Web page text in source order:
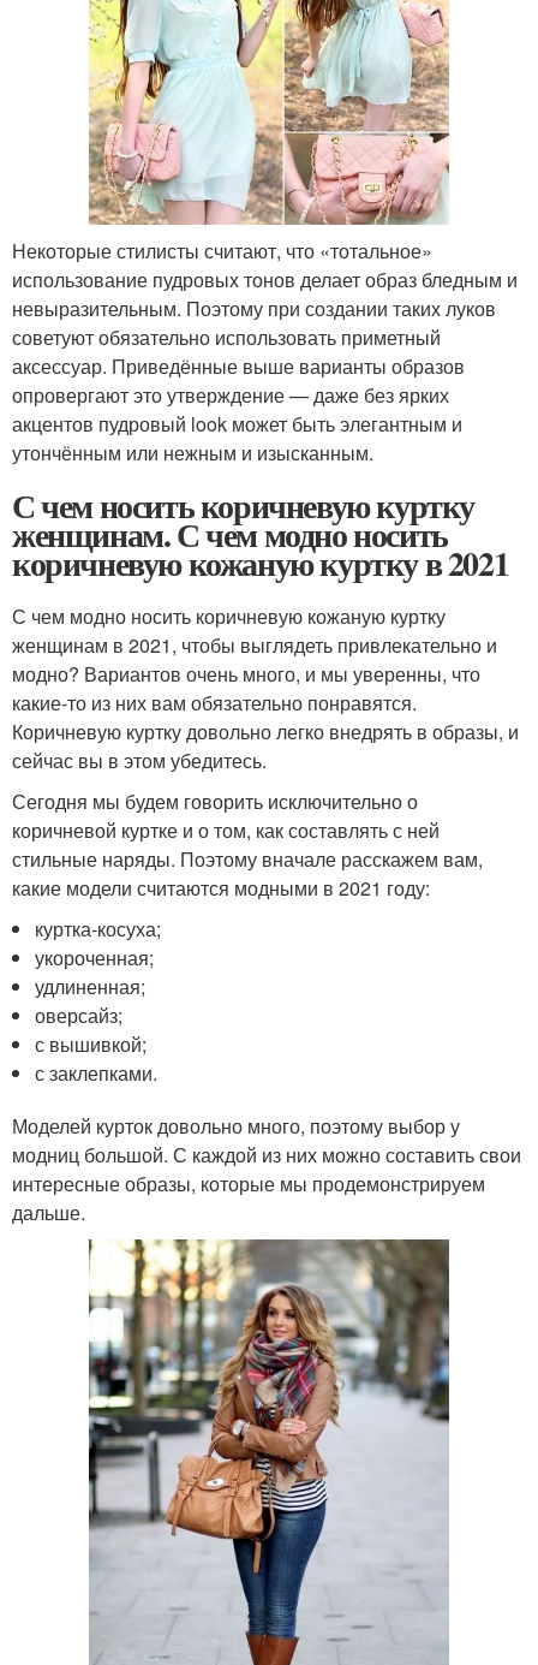
Некоторые стилисты считают, что «тотальное»
использование пудровых тонов делает образ бледным и
невыразительным. Поэтому при создании таких луков
советуют обязательно использовать приметный
аксессуар. Приведённые выше варианты образов
опровергают это утверждение — даже без ярких
акцентов пудровый look может быть элегантным и
утончённым или нежным и изысканным.
С чем носить коричневую куртку
женщинам. С чем модно носить
коричневую кожаную куртку в 2021
С чем модно носить коричневую кожаную куртку
женщинам в 2021, чтобы выглядеть привлекательно и
модно? Вариантов очень много, и мы уверенны, что
какие-то из них вам обязательно понравятся.
Коричневую куртку довольно легко внедрять в образы, и
сейчас вы в этом убедитесь.
Сегодня мы будем говорить исключительно о
коричневой куртке и о том, как составлять с ней
стильные наряды. Поэтому вначале расскажем вам,
какие модели считаются модными в 2021 году:
куртка-косуха;
укороченная;
удлиненная;
оверсайз;
с вышивкой;
с заклепками.
Моделей курток довольно много, поэтому выбор у
модниц большой. С каждой из них можно составить свои
интересные образы, которые мы продемонстрируем
дальше.